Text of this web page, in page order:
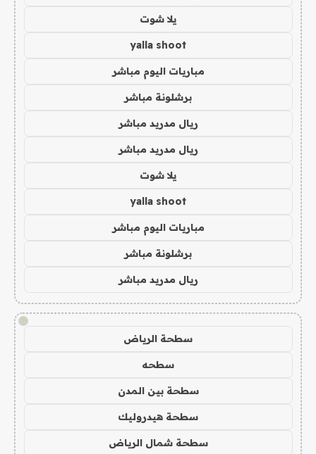
يلا شوت
yalla shoot
مباريات اليوم مباشر
برشلونة مباشر
ريال مدريد مباشر
ريال مدريد مباشر
يلا شوت
yalla shoot
مباريات اليوم مباشر
برشلونة مباشر
ريال مدريد مباشر
!
سطحة الرياض
سطحه
سطحة بين المدن
سطحة هيدروليك
سطحة شمال الرياض